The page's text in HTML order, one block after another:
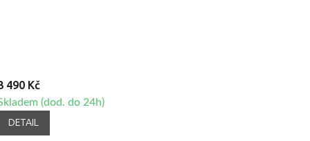
490 Kč
(dod. do 24h)
DETAIL